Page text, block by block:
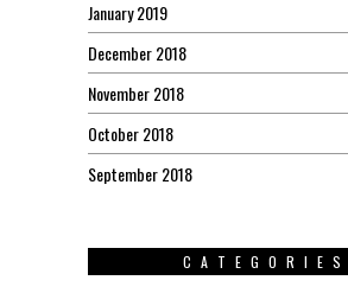
January 2019
December 2018
November 2018
October 2018
September 2018
CATEGORIES